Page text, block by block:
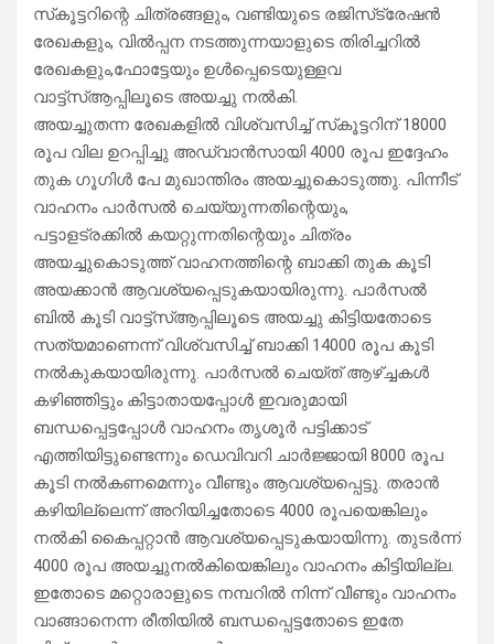
സ്‌കൂട്ടറിന്റെ ചിത്രങ്ങളും, വണ്ടിയുടെ രജിസ്‌ട്രേഷന്‍
രേഖകളും, വില്‍പ്പന നടത്തുന്നയാളുടെ തിരിച്ചറില്‍
രേഖകളും,ഫോട്ടേയും ഉള്‍പ്പെടെയുള്ളവ
വാട്ട്‌സ്ആപ്പിലൂടെ അയച്ചു നല്‍കി.
അയച്ചുതന്ന രേഖകളില്‍ വിശ്വസിച്ച് സ്‌കൂട്ടറിന് 18000
രൂപ വില ഉറപ്പിച്ചു അഡ്വാന്‍സായി 4000 രൂപ ഇദ്ദേഹം
തുക ഗൂഗിള്‍ പേ മുഖാന്തിരം അയച്ചുകൊടുത്തു. പിന്നീട്
വാഹനം പാര്‍സല്‍ ചെയ്യുന്നതിന്റെയും,
പട്ടാളട്രക്കില്‍ കയറ്റുന്നതിന്റെയും ചിത്രം
അയച്ചുകൊടുത്ത് വാഹനത്തിന്റെ ബാക്കി തുക കൂടി
അയക്കാന്‍ ആവശ്യപ്പെടുകയായിരുന്നു. പാര്‍സല്‍
ബില്‍ കൂടി വാട്ട്‌സ്ആപ്പിലൂടെ അയച്ചു കിട്ടിയതോടെ
സത്യമാണെന്ന് വിശ്വസിച്ച് ബാക്കി 14000 രൂപ കൂടി
നല്‍കുകയായിരുന്നു. പാര്‍സല്‍ ചെയ്ത് ആഴ്ച്ചകള്‍
കഴിഞ്ഞിട്ടും കിട്ടാതായപ്പോള്‍ ഇവരുമായി
ബന്ധപ്പെട്ടപ്പോള്‍ വാഹനം തൃശൂര്‍ പട്ടിക്കാട്
എത്തിയിട്ടുണ്ടെന്നും ഡെവിവറി ചാര്‍ജ്ജായി 8000 രൂപ
കൂടി നല്‍കണമെന്നും വീണ്ടും ആവശ്യപ്പെട്ടു. തരാന്‍
കഴിയില്ലെന്ന് അറിയിച്ചതോടെ 4000 രൂപയെങ്കിലും
നല്‍കി കൈപ്പറ്റാന്‍ ആവശ്യപ്പെടുകയായിന്നു. തുടര്‍ന്ന്
4000 രൂപ അയച്ചുനല്‍കിയെങ്കിലും വാഹനം കിട്ടിയില്ല.
ഇതോടെ മറ്റൊരാളുടെ നമ്പറില്‍ നിന്ന് വീണ്ടും വാഹനം
വാങ്ങാനെന്ന രീതിയില്‍ ബന്ധപ്പെട്ടതോടെ ഇതേ